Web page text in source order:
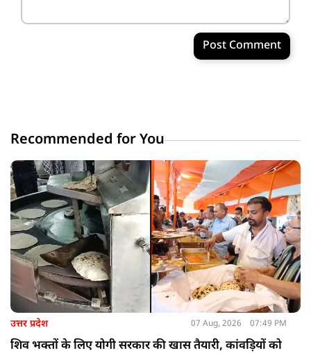
Post Comment
Recommended for You
उत्तर प्रदेश 07 Aug, 2026 07:49 PM
शिव भक्तों के लिए योगी सरकार की खास तैयारी, कांवड़ियों को